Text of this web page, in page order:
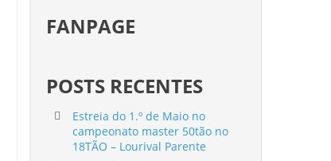
FANPAGE
POSTS RECENTES
Estreia do 1.º de Maio no
campeonato master 50tão no
18TÃO – Lourival Parente